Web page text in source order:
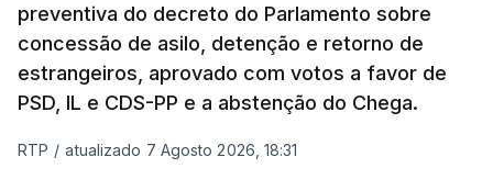
Assegurar que "ninguém é
prejudicado"
O Preisdente deixa, no entanto, deixa alguns
preventiva do decreto do Parlamento sobre
concessão de asilo, detenção e retorno de
estrangeiros, aprovado com votos a favor de
PSD, IL e CDS-PP e a abstenção do Chega.
RTP / atualizado 7 Agosto 2026, 18:31